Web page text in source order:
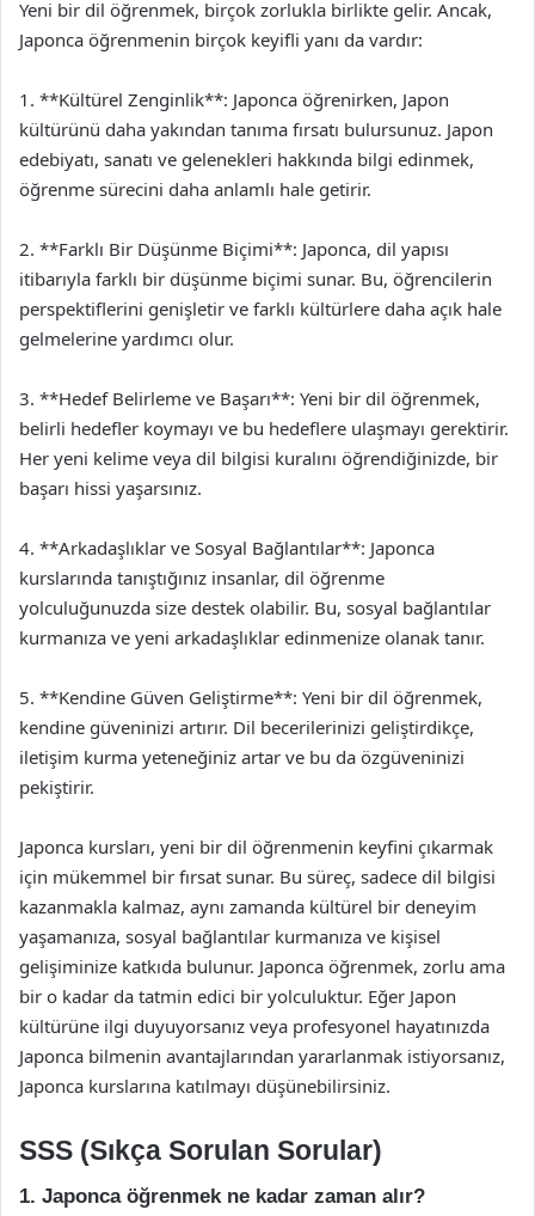
Yeni bir dil öğrenmek, birçok zorlukla birlikte gelir. Ancak,
Japonca öğrenmenin birçok keyifli yanı da vardır:
1. **Kültürel Zenginlik**: Japonca öğrenirken, Japon
kültürünü daha yakından tanıma fırsatı bulursunuz. Japon
edebiyatı, sanatı ve gelenekleri hakkında bilgi edinmek,
öğrenme sürecini daha anlamlı hale getirir.
2. **Farklı Bir Düşünme Biçimi**: Japonca, dil yapısı
itibarıyla farklı bir düşünme biçimi sunar. Bu, öğrencilerin
perspektiflerini genişletir ve farklı kültürlere daha açık hale
gelmelerine yardımcı olur.
3. **Hedef Belirleme ve Başarı**: Yeni bir dil öğrenmek,
belirli hedefler koymayı ve bu hedeflere ulaşmayı gerektirir.
Her yeni kelime veya dil bilgisi kuralını öğrendiğinizde, bir
başarı hissi yaşarsınız.
4. **Arkadaşlıklar ve Sosyal Bağlantılar**: Japonca
kurslarında tanıştığınız insanlar, dil öğrenme
yolculuğunuzda size destek olabilir. Bu, sosyal bağlantılar
kurmanıza ve yeni arkadaşlıklar edinmenize olanak tanır.
5. **Kendine Güven Geliştirme**: Yeni bir dil öğrenmek,
kendine güveninizi artırır. Dil becerilerinizi geliştirdikçe,
iletişim kurma yeteneğiniz artar ve bu da özgüveninizi
pekiştirir.
Japonca kursları, yeni bir dil öğrenmenin keyfini çıkarmak
için mükemmel bir fırsat sunar. Bu süreç, sadece dil bilgisi
kazanmakla kalmaz, aynı zamanda kültürel bir deneyim
yaşamanıza, sosyal bağlantılar kurmanıza ve kişisel
gelişiminize katkıda bulunur. Japonca öğrenmek, zorlu ama
bir o kadar da tatmin edici bir yolculuktur. Eğer Japon
kültürüne ilgi duyuyorsanız veya profesyonel hayatınızda
Japonca bilmenin avantajlarından yararlanmak istiyorsanız,
Japonca kurslarına katılmayı düşünebilirsiniz.
SSS (Sıkça Sorulan Sorular)
1. Japonca öğrenmek ne kadar zaman alır?